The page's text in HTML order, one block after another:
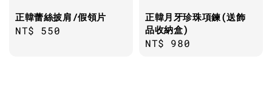
正韓蕾絲披肩/假領片
Regular
NT$ 550
正韓月牙珍珠項鍊(送飾
品收納盒)
Regular
NT$ 980